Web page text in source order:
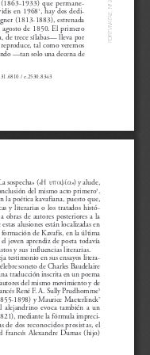
(1863-1933) que permane-
en 1968 1 , hay dos dedi-
(1813-1883), estrenada
agosto de 1850. El primero
de trece sílabas— lleva por
tal como veremos
—tan solo una decena de
F
O
R
T
V
N
A
T
A
N
6810 / e-2530-8343
(« H upoyiva») y alude,
del mismo acto primero
3 .
la poética kavafiana, puesto que,
y literarias o los tratados histó-
obras de autores posteriores a la
alusiones están localizadas en
de Kavafis, en la última
joven aprendiz de poeta todavía
y sus influencias literarias.
en sus ensayos litera-
soneto de Charles Baudelaire
inscrita en un poema
del mismo movimiento y de
René F. A. Sully Prudhomme
5
1898) y Maurice Maeterlinck 7
alejandrino evoca también a un
mediante la fórmula impreci-
de dos reconocidos prosistas, el
francés Alexandre Dumas (hijo)